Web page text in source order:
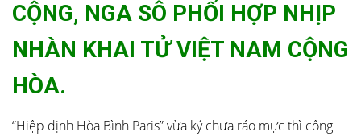
CỘNG, NGA SÔ PHỐI HỢP NHỊP
NHÀN KHAI TỬ VIỆT NAM CỘNG
HÒA.
“Hiệp định Hòa Bình Paris” vừa ký chưa ráo mực thì công